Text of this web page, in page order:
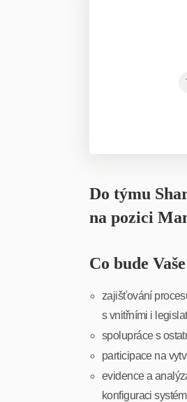
Do týmu
na pozici
Co bude
zajišťování
s vnitřními i
spolupráce s
participace na
evidence a
konfiguraci